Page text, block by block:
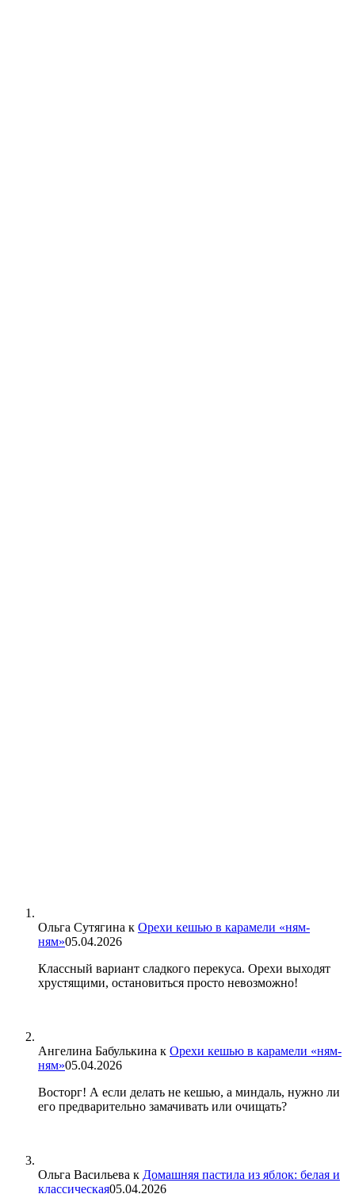
Ольга Сутягина к Орехи кешью в карамели «ням-
ням»05.04.2026
Классный вариант сладкого перекуса. Орехи выходят
хрустящими, остановиться просто невозможно!
Ангелина Бабулькина к Орехи кешью в карамели «ням-
ням»05.04.2026
Восторг! А если делать не кешью, а миндаль, нужно ли
его предварительно замачивать или очищать?
Ольга Васильева к Домашняя пастила из яблок: белая и
классическая05.04.2026